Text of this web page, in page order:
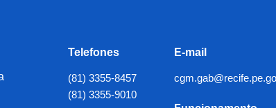
Telefones
(81) 3355-8457
(81) 3355-9010
E-mail